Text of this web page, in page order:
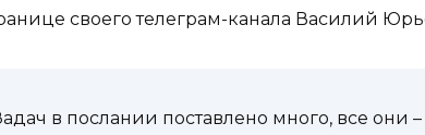
своего телеграм-канала Василий
в послании поставлено много, все они